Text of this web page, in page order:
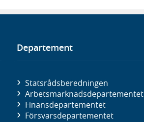
Departement
Statsrådsberedningen
Arbetsmarknads­departementet
Finans­departementet
Försvars­departementet